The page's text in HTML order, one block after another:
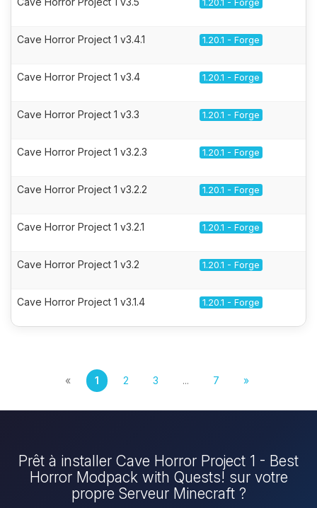
1.20.1 - Forge
Cave Horror Project 1 v3.4.1 1.20.1 - Forge
Cave Horror Project 1 v3.4 1.20.1 - Forge
Cave Horror Project 1 v3.3 1.20.1 - Forge
Cave Horror Project 1 v3.2.3 1.20.1 - Forge
Cave Horror Project 1 v3.2.2 1.20.1 - Forge
Cave Horror Project 1 v3.2.1 1.20.1 - Forge
Cave Horror Project 1 v3.2 1.20.1 - Forge
Cave Horror Project 1 v3.1.4 1.20.1 - Forge
« 1 2 3 ... 7 »
Prêt à installer Cave Horror Project 1 - Best
Horror Modpack with Quests! sur votre
propre Serveur Minecraft ?